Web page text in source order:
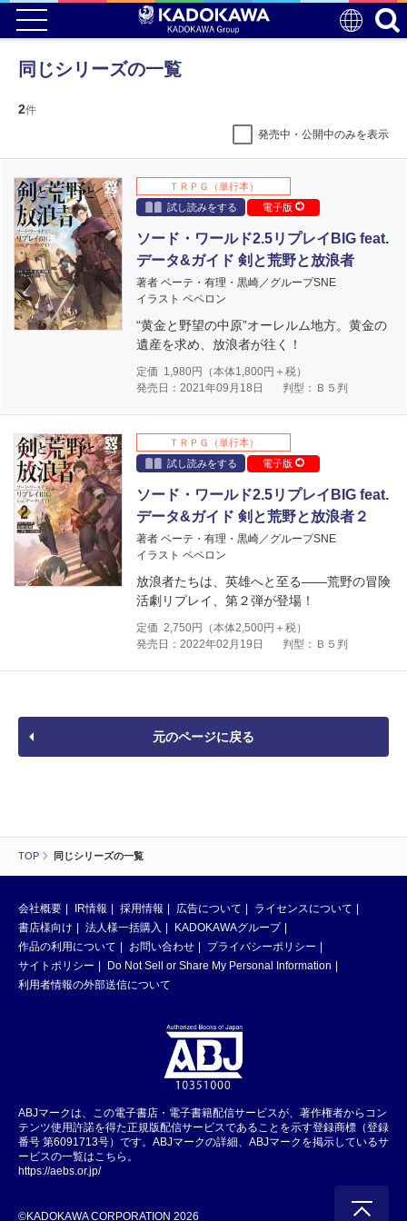
TOP 同じシリーズの一覧
同じシリーズの一覧
2件
発売中・公開中のみを表示
ＴＲＰＧ（単行本）
試し読みをする
電子版
ソード・ワールド2.5リプレイBIG feat.
データ&ガイド 剣と荒野と放浪者
著者 ベーテ・有理・黒崎／グループSNE
イラスト ペペロン
“黄金と野望の中原”オーレルム地方。黄金の
遺産を求め、放浪者が往く！
定価 1,980円（本体1,800円＋税）
発売日：2021年09月18日
判型：Ｂ５判
ＴＲＰＧ（単行本）
試し読みをする
電子版
ソード・ワールド2.5リプレイBIG feat.
データ&ガイド 剣と荒野と放浪者２
著者 ベーテ・有理・黒崎／グループSNE
イラスト ペペロン
放浪者たちは、英雄へと至る――荒野の冒険
活劇リプレイ、第２弾が登場！
定価 2,750円（本体2,500円＋税）
発売日：2022年02月19日
判型：Ｂ５判
元のページに戻る
会社概要 IR情報 採用情報 広告について
ライセンスについて
書店様向け
法人様一括購入
KADOKAWAグループ
作品の利用について
お問い合わせ
プライバシーポリシー
サイトポリシー
Do Not Sell or Share My Personal Information
利用者情報の外部送信について
ABJマークは、この電子書店・電子書籍配信サービスが、著作権者からコン
テンツ使用許諾を得た正規版配信サービスであることを示す登録商標（登録
番号 第6091713号）です。ABJマークの詳細、ABJマークを掲示しているサ
ービスの一覧はこちら。
https://aebs.or.jp/
©KADOKAWA CORPORATION 2026